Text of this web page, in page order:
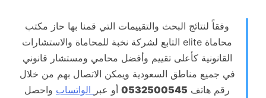
وفقاً لنتائج البحث والتقييمات التي قمنا بها حاز مكتب
محاماة elite التابع لشركة نخبة للمحاماة والاستشارات
القانونية كأعلى تقييم وأفضل محامي ومستشار قانوني
في جميع مناطق السعودية ويمكن الاتصال بهم من خلال
رقم هاتف 0532500545 أو عبر الواتساب واحصل